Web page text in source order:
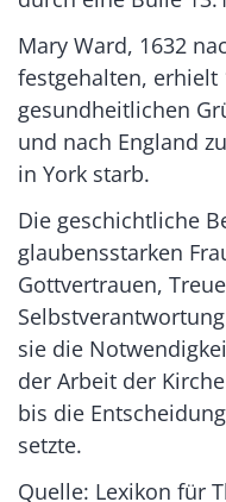
Mary Ward, 1632
festgehalten, erhielt
gesundheitlichen
und nach England
in York starb.
Die geschichtliche
glaubensstarken
Gottvertrauen,
sie die
der Arbeit der
bis die
setzte.
Quelle: Lexikon für